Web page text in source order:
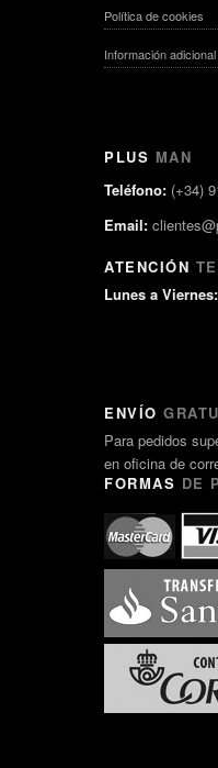
Política de cookies
Información adicional
PLUS MAN
Teléfono: (+34)
Email:
ATENCIÓN
Lunes a Viernes:
ENVÍO
Para pedidos
en oficina de
FORMAS DE